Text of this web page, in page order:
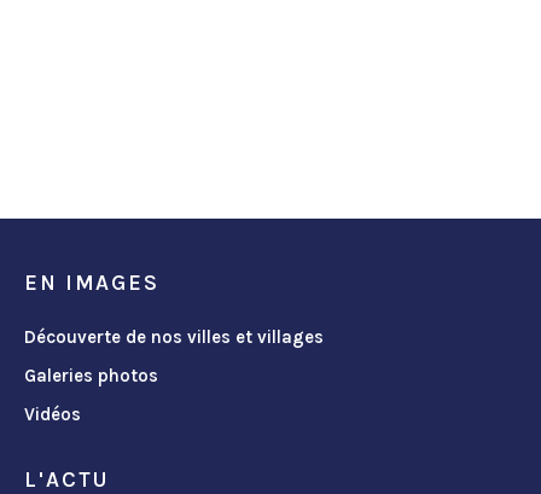
EN IMAGES
Découverte de nos villes et villages
Galeries photos
Vidéos
L'ACTU